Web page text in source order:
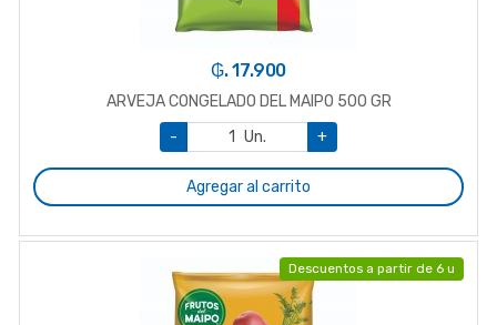
₲. 17.900
ARVEJA CONGELADO DEL MAIPO 500 GR
-
Un. +
Agregar al carrito
Descuentos a partir de 6 u